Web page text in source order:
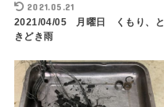
2021.05.21
2021/04/05 月曜日 くもり、と
きどき雨